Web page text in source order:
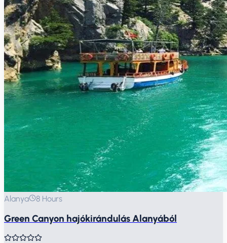
Alanya 8 Hours
Green Canyon hajókirándulás Alanyából